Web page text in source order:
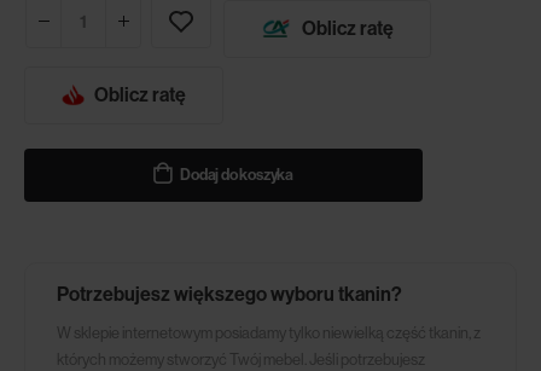
Oblicz ratę
Oblicz ratę
Dodaj do koszyka
Potrzebujesz większego wyboru tkanin?
W sklepie internetowym posiadamy tylko niewielką część tkanin, z
których możemy stworzyć Twój mebel. Jeśli potrzebujesz